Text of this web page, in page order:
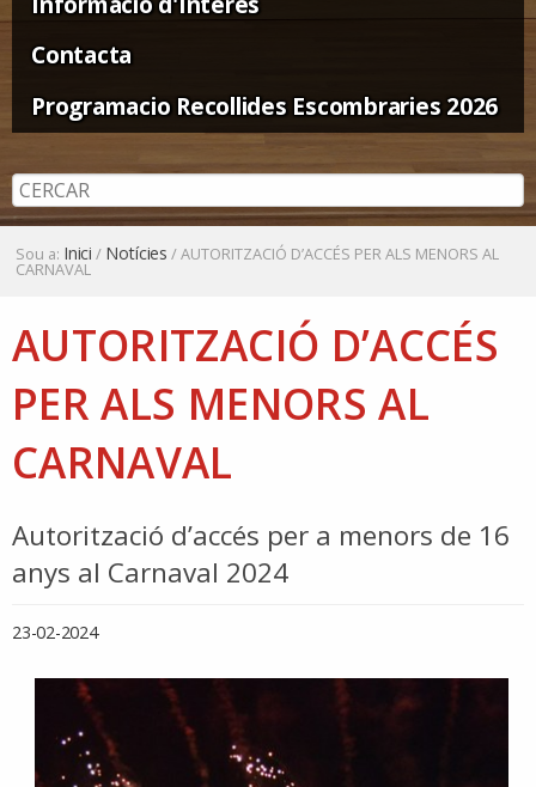
Contacta
Programacio Recollides Escombraries 2026
Sou a: Inici / Notícies /AUTORITZACIÓ D’ACCÉS PER ALS MENORS AL
CARNAVAL
AUTORITZACIÓ D’ACCÉS
PER ALS MENORS AL
CARNAVAL
Autorització d’accés per a menors de 16
anys al Carnaval 2024
23-02-2024